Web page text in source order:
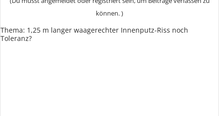
können. )
Thema: 1,25 m langer waagerechter Innenputz-Riss noch
Toleranz?